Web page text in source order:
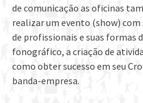
de comunicação as oficinas
realizar um evento (show) com
de profissionais e suas formas
fonográfico, a criação de
como obter sucesso em seu
banda-empresa.